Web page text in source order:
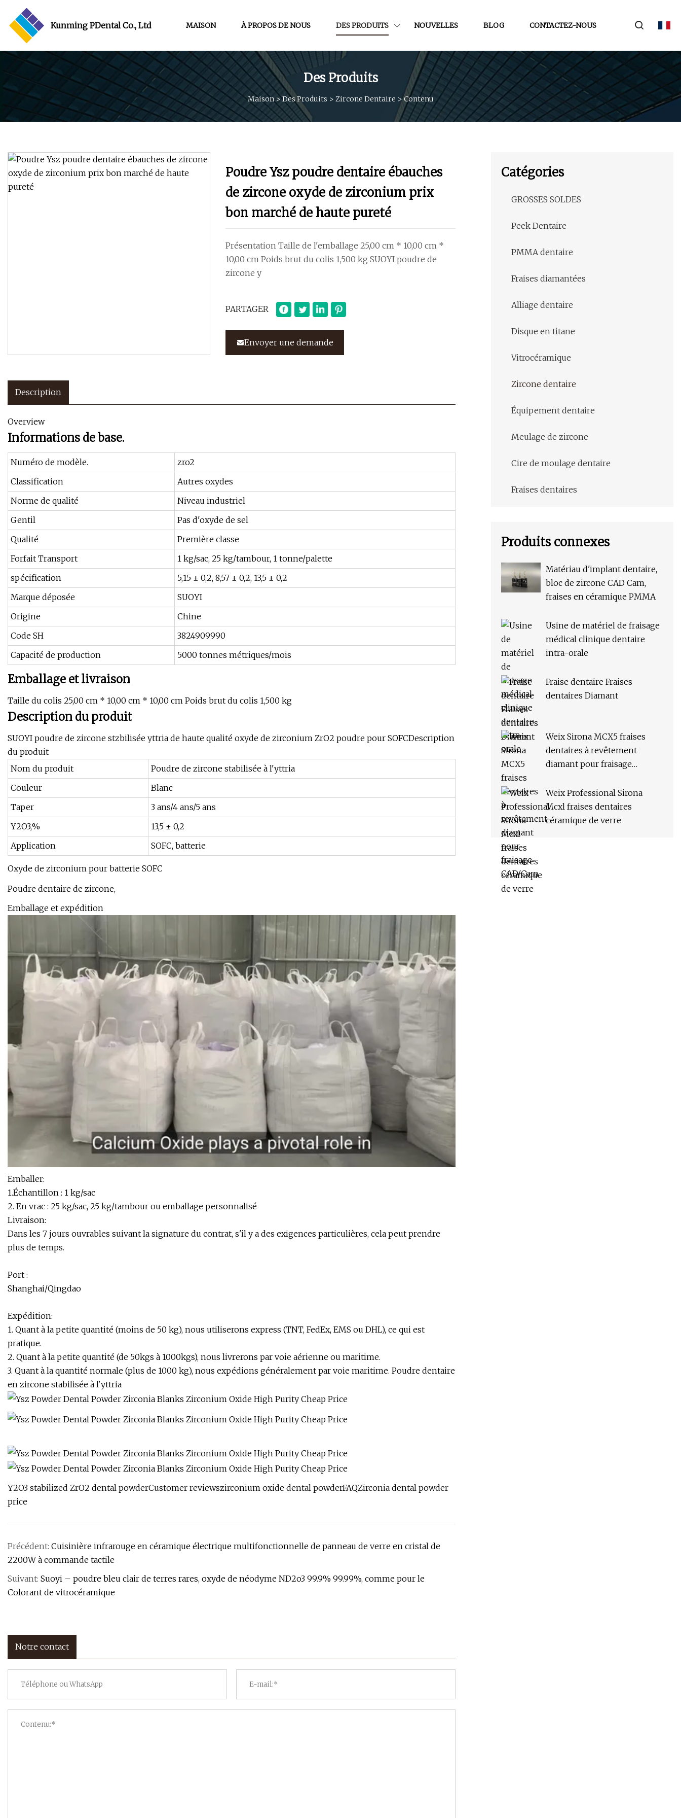
Kunming PDental Co., Ltd MAISON À PROPOS DE NOUS DES PRODUITS NOUVELLES BLOG CONTACTEZ-NOUS
Des Produits
Maison >Des Produits > Zircone Dentaire >Contenu
Poudre Ysz poudre dentaire ébauches
de zircone oxyde de zirconium prix
bon marché de haute pureté
Présentation Taille de l'emballage 25,00 cm * 10,00 cm *
10,00 cm Poids brut du colis 1,500 kg SUOYI poudre de
zircone y
PARTAGER
Envoyer une demande
Description
Overview
Informations de base.
Numéro de modèle.
zro2
Classification
Autres oxydes
Norme de qualité
Niveau industriel
Gentil
Pas d'oxyde de sel
Qualité
Première classe
Forfait Transport
1 kg/sac, 25 kg/tambour, 1 tonne/palette
spécification
5,15 ± 0,2, 8,57 ± 0,2, 13,5 ± 0,2
Marque déposée
SUOYI
Origine
Chine
Code SH
3824909990
Capacité de production
5000 tonnes métriques/mois
Emballage et livraison
Taille du colis 25,00 cm * 10,00 cm * 10,00 cm Poids brut du colis 1,500 kg
Description du produit
SUOYI poudre de zircone stzbilisée yttria de haute qualité oxyde de zirconium ZrO2 poudre pour SOFCDescription
du produit
Nom du produit
Poudre de zircone stabilisée à l'yttria
Couleur
Blanc
Taper
3 ans/4 ans/5 ans
Y2O3,%
13,5 ± 0,2
Application
SOFC, batterie
Oxyde de zirconium pour batterie SOFC
Poudre dentaire de zircone,
Emballage et expédition
Emballer:
1.Échantillon : 1 kg/sac
2. En vrac : 25 kg/sac, 25 kg/tambour ou emballage personnalisé
Livraison:
Dans les 7 jours ouvrables suivant la signature du contrat, s'il y a des exigences particulières, cela peut prendre
plus de temps.
Port :
Shanghai/Qingdao
Expédition:
1. Quant à la petite quantité (moins de 50 kg), nous utiliserons express (TNT, FedEx, EMS ou DHL), ce qui est
pratique.
2. Quant à la petite quantité (de 50kgs à 1000kgs), nous livrerons par voie aérienne ou maritime.
3. Quant à la quantité normale (plus de 1000 kg), nous expédions généralement par voie maritime. Poudre dentaire
en zircone stabilisée à l'yttria
Y2O3 stabilized ZrO2 dental powderCustomer reviewszirconium oxide dental powderFAQZirconia dental powder
price
Précédent: Cuisinière infrarouge en céramique électrique multifonctionnelle de panneau de verre en cristal de
2200W à commande tactile
Suivant: Suoyi – poudre bleu clair de terres rares, oxyde de néodyme ND2o3 99.9% 99.99%, comme pour le
Colorant de vitrocéramique
Notre contact
Catégories
GROSSES SOLDES
Peek Dentaire
PMMA dentaire
Fraises diamantées
Alliage dentaire
Disque en titane
Vitrocéramique
Zircone dentaire
Équipement dentaire
Meulage de zircone
Cire de moulage dentaire
Fraises dentaires
Produits connexes
Matériau d'implant dentaire,
bloc de zircone CAD Cam,
fraises en céramique PMMA
Usine de matériel de fraisage
médical clinique dentaire
intra-orale
Fraise dentaire Fraises
dentaires Diamant
Weix Sirona MCX5 fraises
dentaires à revêtement
diamant pour fraisage
Weix Professional Sirona
Mcxl fraises dentaires
céramique de verre